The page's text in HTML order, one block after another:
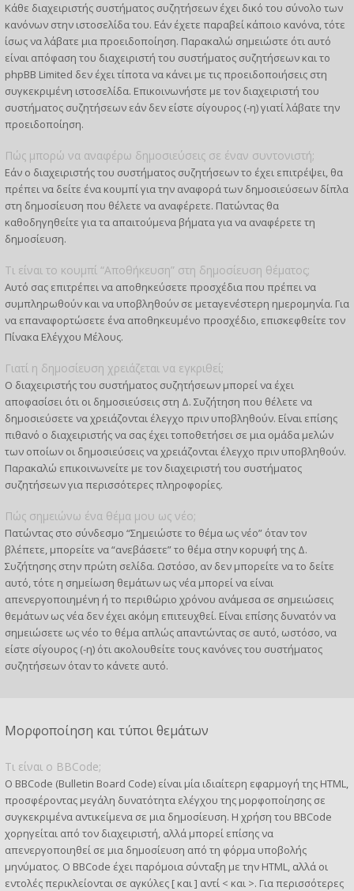
Κάθε διαχειριστής συστήματος συζητήσεων έχει δικό του σύνολο των
κανόνων στην ιστοσελίδα του. Εάν έχετε παραβεί κάποιο κανόνα, τότε
ίσως να λάβατε μια προειδοποίηση. Παρακαλώ σημειώστε ότι αυτό
είναι απόφαση του διαχειριστή του συστήματος συζητήσεων και το
phpBB Limited δεν έχει τίποτα να κάνει με τις προειδοποιήσεις στη
συγκεκριμένη ιστοσελίδα. Επικοινωνήστε με τον διαχειριστή του
συστήματος συζητήσεων εάν δεν είστε σίγουρος (-η) γιατί λάβατε την
προειδοποίηση.
Πώς μπορώ να αναφέρω δημοσιεύσεις σε έναν συντονιστή;
Εάν ο διαχειριστής του συστήματος συζητήσεων το έχει επιτρέψει, θα
πρέπει να δείτε ένα κουμπί για την αναφορά των δημοσιεύσεων δίπλα
στη δημοσίευση που θέλετε να αναφέρετε. Πατώντας θα
καθοδηγηθείτε για τα απαιτούμενα βήματα για να αναφέρετε τη
δημοσίευση.
Τι είναι το κουμπί “Αποθήκευση” στη δημοσίευση θέματος;
Αυτό σας επιτρέπει να αποθηκεύσετε προσχέδια που πρέπει να
συμπληρωθούν και να υποβληθούν σε μεταγενέστερη ημερομηνία. Για
να επαναφορτώσετε ένα αποθηκευμένο προσχέδιο, επισκεφθείτε τον
Πίνακα Ελέγχου Μέλους.
Γιατί η δημοσίευση χρειάζεται να εγκριθεί;
Ο διαχειριστής του συστήματος συζητήσεων μπορεί να έχει
αποφασίσει ότι οι δημοσιεύσεις στη Δ. Συζήτηση που θέλετε να
δημοσιεύσετε να χρειάζονται έλεγχο πριν υποβληθούν. Είναι επίσης
πιθανό ο διαχειριστής να σας έχει τοποθετήσει σε μια ομάδα μελών
των οποίων οι δημοσιεύσεις να χρειάζονται έλεγχο πριν υποβληθούν.
Παρακαλώ επικοινωνείτε με τον διαχειριστή του συστήματος
συζητήσεων για περισσότερες πληροφορίες.
Πώς σημειώνω ένα θέμα μου ως νέο;
Πατώντας στο σύνδεσμο “Σημειώστε το θέμα ως νέο” όταν τον
βλέπετε, μπορείτε να “ανεβάσετε” το θέμα στην κορυφή της Δ.
Συζήτησης στην πρώτη σελίδα. Ωστόσο, αν δεν μπορείτε να το δείτε
αυτό, τότε η σημείωση θεμάτων ως νέα μπορεί να είναι
απενεργοποιημένη ή το περιθώριο χρόνου ανάμεσα σε σημειώσεις
θεμάτων ως νέα δεν έχει ακόμη επιτευχθεί. Είναι επίσης δυνατόν να
σημειώσετε ως νέο το θέμα απλώς απαντώντας σε αυτό, ωστόσο, να
είστε σίγουρος (-η) ότι ακολουθείτε τους κανόνες του συστήματος
συζητήσεων όταν το κάνετε αυτό.
Μορφοποίηση και τύποι θεμάτων
Τι είναι ο BBCode;
Ο BBCode (Bulletin Board Code) είναι μία ιδιαίτερη εφαρμογή της HTML,
προσφέροντας μεγάλη δυνατότητα ελέγχου της μορφοποίησης σε
συγκεκριμένα αντικείμενα σε μια δημοσίευση. Η χρήση του BBCode
χορηγείται από τον διαχειριστή, αλλά μπορεί επίσης να
απενεργοποιηθεί σε μια δημοσίευση από τη φόρμα υποβολής
μηνύματος. Ο BBCode έχει παρόμοια σύνταξη με την HTML, αλλά οι
εντολές περικλείονται σε αγκύλες [ και ] αντί < και >. Για περισσότερες